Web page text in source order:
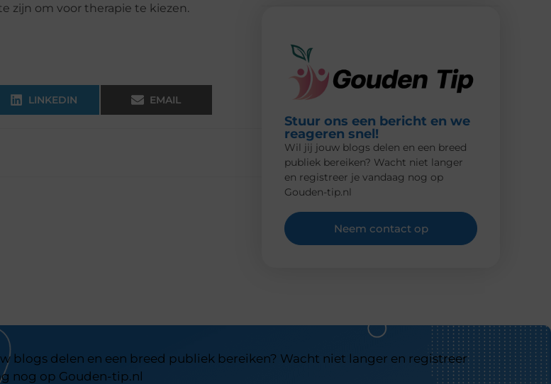
zijn om voor therapie te kiezen.
LINKEDIN EMAIL
Stuur ons een bericht en we
reageren snel!
Wil jij jouw blogs delen en een breed
publiek bereiken? Wacht niet langer
en registreer je vandaag nog op
Gouden-tip.nl
Neem contact op
blogs delen en een breed publiek bereiken? Wacht niet langer en registreer
nog op Gouden-tip.nl